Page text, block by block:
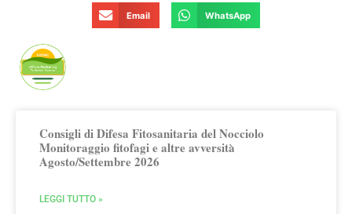
Email WhatsApp
Consigli di Difesa Fitosanitaria del Nocciolo
Monitoraggio fitofagi e altre avversità
Agosto/Settembre 2026
LEGGI TUTTO »